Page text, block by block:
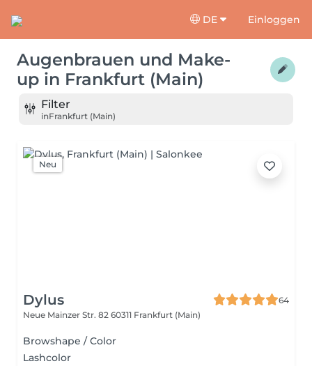
DE Einloggen
Augenbrauen und Make-
up in Frankfurt (Main)
Filter
inFrankfurt (Main)
Neu
Dylus
64
Neue Mainzer Str. 82 60311 Frankfurt (Main)
Browshape / Color
Lashcolor